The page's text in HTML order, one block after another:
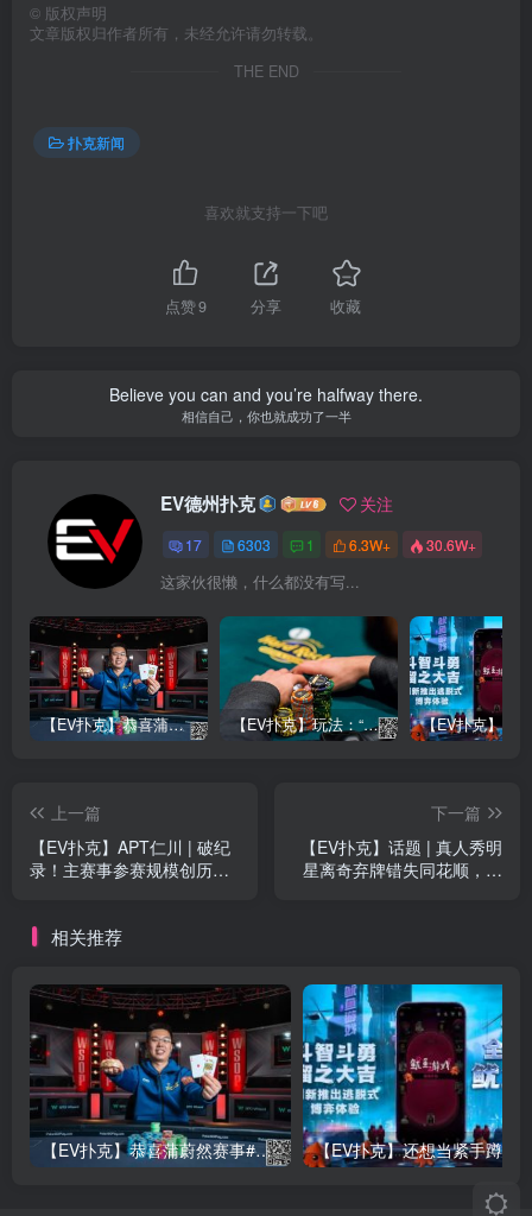
© 版权声明
文章版权归作者所有，未经允许请勿转载。
THE END
扑克新闻
喜欢就支持一下吧
点赞9 分享 收藏
Believe you can and you’re halfway there.
相信自己，你也就成功了一半
EV德州扑克 关注
17 6303 1 6.3W+ 30.6W+
这家伙很懒，什么都没有写...
【EV扑克】恭喜蒲蔚然赛事#65夺冠，收获国人2023WSOP第六条金手链，奖金93万刀！ 【EV扑克】玩法：“松弱鱼/松凶鱼打法”的基本攻略
上一篇
【EV扑克】APT仁川 | 破纪
录！主赛事参赛规模创历史
下一篇
【EV扑克】话题 | 真人秀明
星离奇弃牌错失同花顺，网
相关推荐
【EV扑克】恭喜蒲蔚然赛事#65夺冠，收获国人2023WSOP第六条金手链，奖金93万刀！